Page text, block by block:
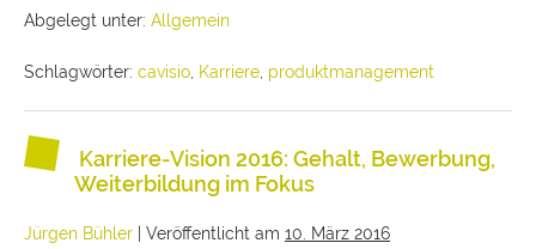
Abgelegt unter: Allgemein
Schlagwörter: cavisio Karriere produktmanagement
Karriere-Vision 2016: Gehalt, Bewerbung,
Weiterbildung im Fokus
Jürgen Bühler Veröffentlicht am 10. März 2016